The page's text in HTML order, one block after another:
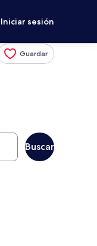
Iniciar sesión
Guardar
Buscar